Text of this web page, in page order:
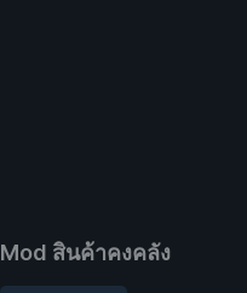
Mod สินค้าคงคลัง